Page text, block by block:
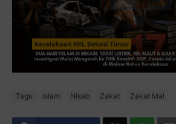
Tags Islam Nisab Zakat Zakat Mal